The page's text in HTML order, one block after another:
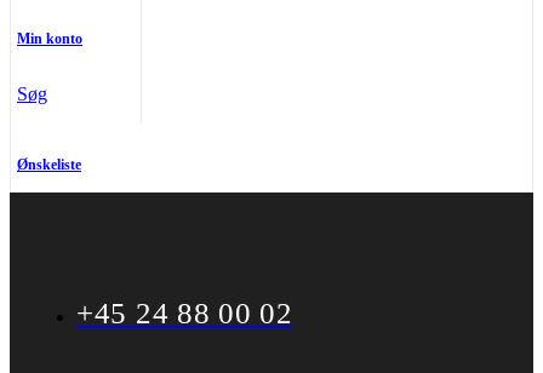
Min konto
Søg
Ønskeliste
+45 24 88 00 02